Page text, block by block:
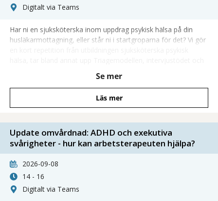
Digitalt via Teams
Har ni en sjuksköterska inom uppdrag psykisk hälsa på din
husläkarmottagning, eller står ni i startgroparna för det? Vi gör
Se mer
Läs mer
Update omvårdnad: ADHD och exekutiva
svårigheter - hur kan arbetsterapeuten hjälpa?
2026-09-08
14 - 16
Digitalt via Teams